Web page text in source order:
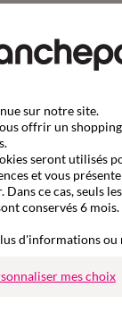
sur notre site.
offrir un
seront utilisés
et vous
Dans ce cas, seuls
conservés 6 mois.
d'informations ou
mes choix